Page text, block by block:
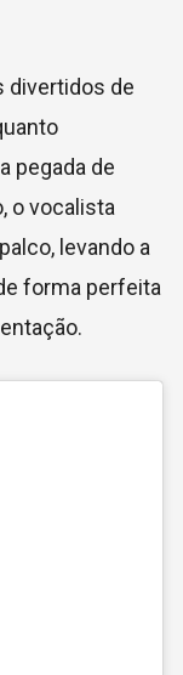
divertidos de
pegada de
o vocalista
levando a
forma perfeita